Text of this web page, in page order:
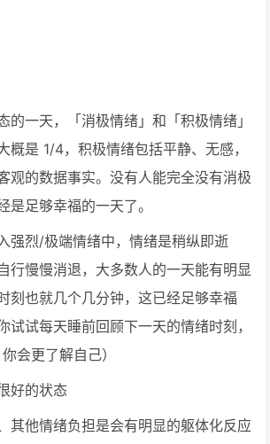
的一天，「消极情绪」和「积极情绪」
概是 1/4，积极情绪包括平静、无感，
观的数据事实。没有人能完全没有消极
是足够幸福的一天了。
强烈/极端情绪中，情绪是稍纵即逝
行慢慢消退，大多数人的一天能有明显
刻也就几个几分钟，这已经足够幸福
试试每天睡前回顾下一天的情绪时刻，
会更了解自己）
好的状态
其他情绪负担是会有明显的躯体化反应